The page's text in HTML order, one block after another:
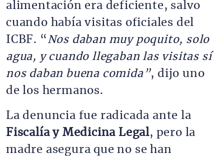
alimentación era deficiente, salvo
cuando había visitas oficiales del
ICBF. “ Nos daban muy poquito, solo
agua, y cuando llegaban las visitas sí
nos daban buena comida”, dijo uno
de los hermanos.
Fiscalía y Medicina Legal, pero la
madre asegura que no se han